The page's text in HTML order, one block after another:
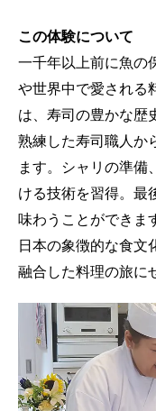
この体験について
一千年以上前に魚の
や世界中で愛される
は、寿司の豊かな歴
熟練した寿司職人か
ます。シャリの準備
ける技術を習得。最
味わうことができま
日本の象徴的な食文
融合した料理の旅に